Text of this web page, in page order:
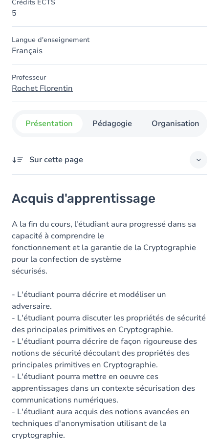
Crédits ECTS
5
Langue d'enseignement
Français
Professeur
Rochet Florentin
Présentation Pédagogie Organisation
Sur cette page
Objectifs
Contenu
Table des matières
Exercices
Acquis d'apprentissage
A la fin du cours, l'étudiant aura progressé dans sa
capacité à comprendre le
fonctionnement et la garantie de la Cryptographie
pour la confection de système
sécurisés.
- L'étudiant pourra décrire et modéliser un
adversaire.
- L'étudiant pourra discuter les propriétés de sécurité
des principales primitives en Cryptographie.
- L'étudiant pourra décrire de façon rigoureuse des
notions de sécurité découlant des propriétés des
principales primitives en Cryptographie.
- L'étudiant pourra mettre en oeuvre ces
apprentissages dans un contexte sécurisation des
communications numériques.
- L'étudiant aura acquis des notions avancées en
techniques d'anonymisation utilisant de la
cryptographie.